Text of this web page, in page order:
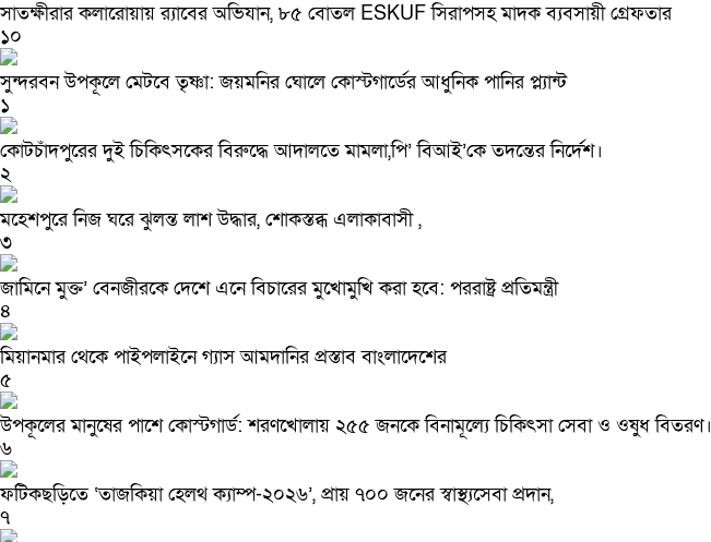
সাতক্ষীরার কলারোয়ায় র‍্যাবের অভিযান, ৮৫ বোতল ESKUF সিরাপসহ মাদক ব্যবসায়ী গ্রেফতার
১০
সুন্দরবন উপকূলে মেটবে তৃষ্ণা: জয়মনির ঘোলে কোস্টগার্ডের আধুনিক পানির প্ল্যান্ট
১
কোটচাঁদপুরের দুই চিকিৎসকের বিরুদ্ধে আদালতে মামলা,পি’ বিআই’কে তদন্তের নির্দেশ।
২
মহেশপুরে নিজ ঘরে ঝুলন্ত লাশ উদ্ধার, শোকস্তব্ধ এলাকাবাসী ,
৩
জামিনে মুক্ত’ বেনজীরকে দেশে এনে বিচারের মুখোমুখি করা হবে: পররাষ্ট্র প্রতিমন্ত্রী
৪
মিয়ানমার থেকে পাইপলাইনে গ্যাস আমদানির প্রস্তাব বাংলাদেশের
৫
উপকূলের মানুষের পাশে কোস্টগার্ড: শরণখোলায় ২৫৫ জনকে বিনামূল্যে চিকিৎসা সেবা ও ওষুধ বিতরণ।
৬
ফটিকছড়িতে ‘তাজকিয়া হেলথ ক্যাম্প-২০২৬’, প্রায় ৭০০ জনের স্বাস্থ্যসেবা প্রদান,
৭